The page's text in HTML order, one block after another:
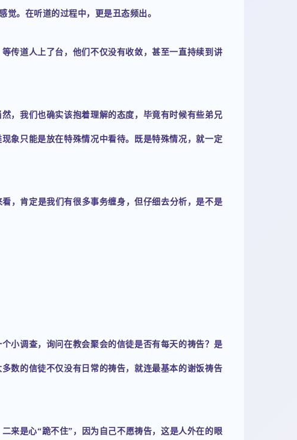
。在听道的过程中，更是丑态频出。
传道人上了台，他们不仅没有收敛，甚至一直持续到讲
，我们也确实该抱着理解的态度，毕竟有时候有些弟兄
象只能是放在特殊情况中看待。既是特殊情况，就一定
，肯定是我们有很多事务缠身，但仔细去分析，是不是
小调查，询问在教会聚会的信徒是否有每天的祷告？是
数的信徒不仅没有日常的祷告，就连最基本的谢饭祷告
来是心“跪不住”，因为自己不愿祷告，这是人外在的眼